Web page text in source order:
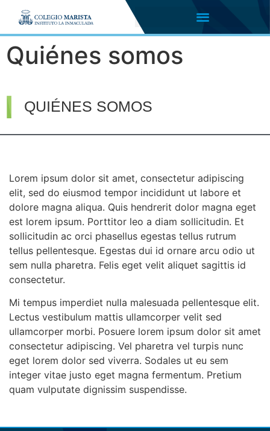
Quiénes somos
QUIÉNES SOMOS
Lorem ipsum dolor sit amet, consectetur adipiscing
elit, sed do eiusmod tempor incididunt ut labore et
dolore magna aliqua. Quis hendrerit dolor magna eget
est lorem ipsum. Porttitor leo a diam sollicitudin. Et
sollicitudin ac orci phasellus egestas tellus rutrum
tellus pellentesque. Egestas dui id ornare arcu odio ut
sem nulla pharetra. Felis eget velit aliquet sagittis id
consectetur.
Mi tempus imperdiet nulla malesuada pellentesque elit.
Lectus vestibulum mattis ullamcorper velit sed
ullamcorper morbi. Posuere lorem ipsum dolor sit amet
consectetur adipiscing. Vel pharetra vel turpis nunc
eget lorem dolor sed viverra. Sodales ut eu sem
integer vitae justo eget magna fermentum. Pretium
quam vulputate dignissim suspendisse.